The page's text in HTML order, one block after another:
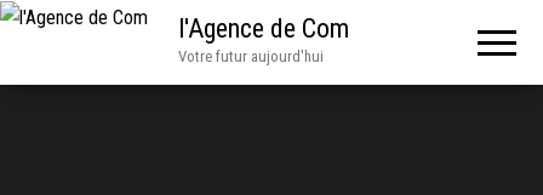
l'Agence de Com
Votre futur aujourd'hui